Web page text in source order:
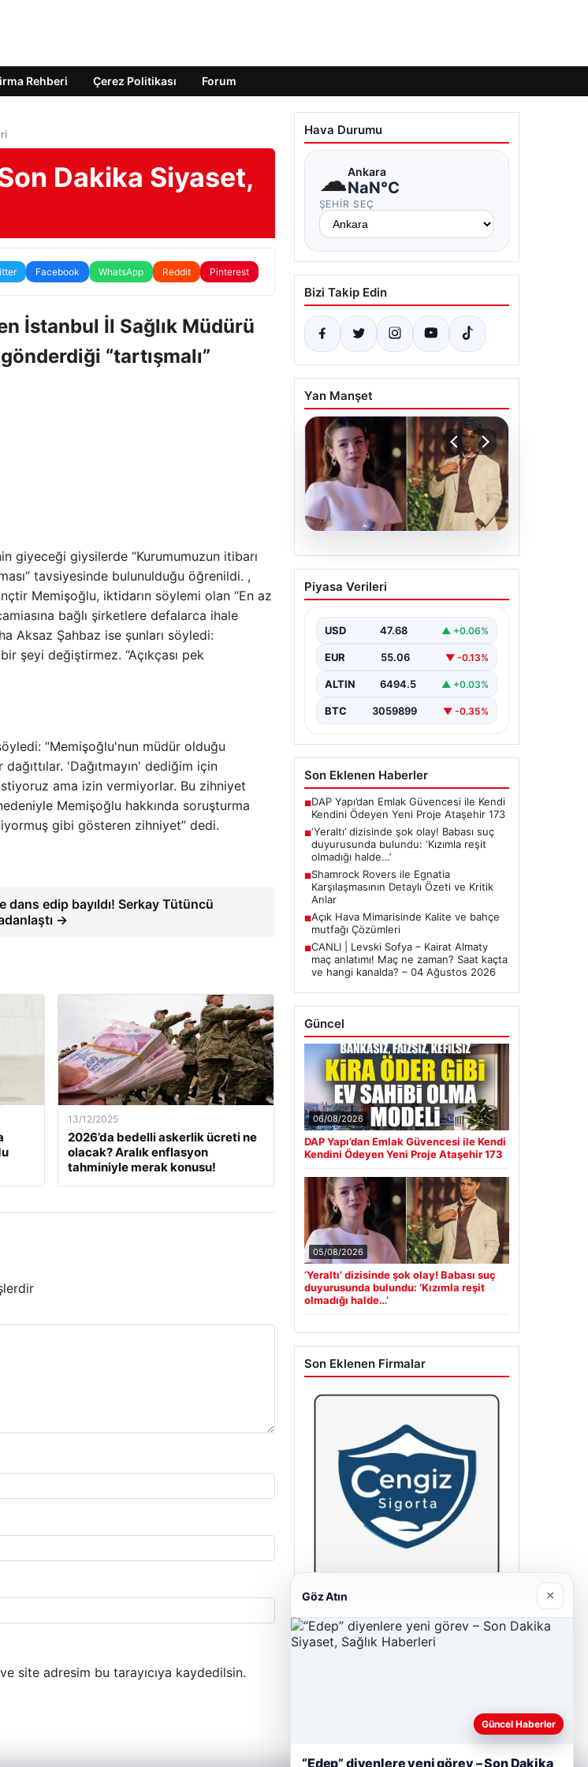
Rehberi Çerez Politikası Forum
Dakika Siyaset,
Facebook WhatsApp Reddit Pinterest
İstanbul İl Sağlık Müdürü
“tartışmalı”
giyeceği giysilerde “Kurumumuzun itibarı
tavsiyesinde bulunulduğu öğrenildi. ,
Memişoğlu, iktidarın söylemi olan “En az
bağlı şirketlere defalarca ihale
Aksaz Şahbaz ise şunları söyledi:
şeyi değiştirmez. “Açıkçası pek
“Memişoğlu'nun müdür olduğu
dağıttılar. 'Dağıtmayın' dediğim için
istiyoruz ama izin vermiyorlar. Bu zihniyet
Memişoğlu hakkında soruşturma
gibi gösteren zihniyet” dedi.
dans edip bayıldı! Serkay Tütüncü
→
13/12/2025
2026’da bedelli askerlik ücreti ne
olacak? Aralık enflasyon
tahminiyle merak konusu!
site adresim bu tarayıcıya kaydedilsin.
Hava Durumu
☁Ankara
NaN°C
ŞEHIR SEÇ
Bizi Takip Edin
Yan Manşet
05.08.2026
‘Yeraltı’ dizisinde şok
olay! Babası suç
‘Kızımla reşit olmadığı
halde…’
Piyasa Verileri
USD 47.68 ▲ +0.06%
EUR 55.06 ▼ -0.13%
ALTIN 6494.5 ▲ +0.03%
BTC 3059899 ▼ -0.35%
Son Eklenen Haberler
■DAP Yapı’dan Emlak Güvencesi ile Kendi
Kendini Ödeyen Yeni Proje Ataşehir 173
■‘Yeraltı’ dizisinde şok olay! Babası suç
duyurusunda bulundu: ‘Kızımla reşit
olmadığı halde…’
■Shamrock Rovers ile Egnatia
Karşılaşmasının Detaylı Özeti ve Kritik
Anlar
■Açık Hava Mimarisinde Kalite ve bahçe
mutfağı Çözümleri
■CANLI | Levski Sofya – Kairat Almaty
maç anlatımı! Maç ne zaman? Saat kaçta
ve hangi kanalda? – 04 Ağustos 2026
Güncel
06/08/2026
DAP Yapı’dan Emlak Güvencesi ile Kendi
Kendini Ödeyen Yeni Proje Ataşehir 173
05/08/2026
‘Yeraltı’ dizisinde şok olay! Babası suç
duyurusunda bulundu: ‘Kızımla reşit
olmadığı halde…’
Son Eklenen Firmalar
Cengiz Sigorta
23/06/2026
Göz Atın ×
Güncel Haberler
“Edep” diyenlere yeni görev – Son Dakika